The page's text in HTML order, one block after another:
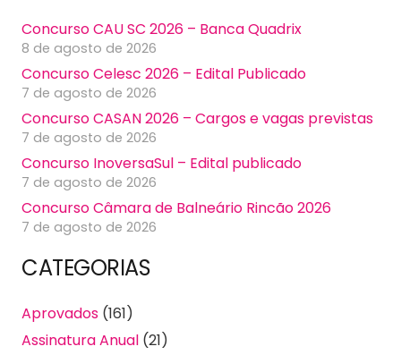
Concurso CAU SC 2026 – Banca Quadrix
8 de agosto de 2026
Concurso Celesc 2026 – Edital Publicado
7 de agosto de 2026
Concurso CASAN 2026 – Cargos e vagas previstas
7 de agosto de 2026
Concurso InoversaSul – Edital publicado
7 de agosto de 2026
Concurso Câmara de Balneário Rincão 2026
7 de agosto de 2026
CATEGORIAS
Aprovados (161)
Assinatura Anual (21)